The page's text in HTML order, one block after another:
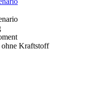
Kraftstoff